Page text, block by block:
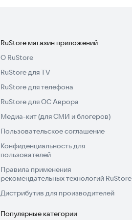
RuStore магазин приложений
О RuStore
RuStore для TV
RuStore для телефона
RuStore для ОС Аврора
Медиа-кит (для СМИ и блогеров)
Пользовательское соглашение
Конфиденциальность для
пользователей
Правила применения
рекомендательных технологий RuStore
Дистрибутив для производителей
Популярные категории